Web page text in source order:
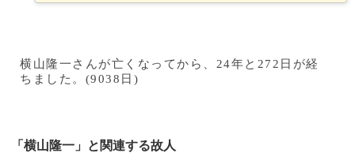
横山隆一さんが亡くなってから、24年と272日が経
ちました。(9038日)
「横山隆一」と関連する故人